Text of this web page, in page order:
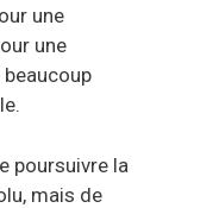
une
une
poursuivre la
mais de